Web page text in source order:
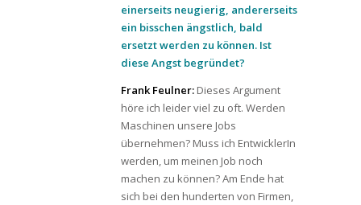
einerseits neugierig, andererseits
ein bisschen ängstlich, bald
ersetzt werden zu können. Ist
diese Angst begründet?
Frank Feulner: Dieses Argument
höre ich leider viel zu oft. Werden
Maschinen unsere Jobs
übernehmen? Muss ich EntwicklerIn
werden, um meinen Job noch
machen zu können? Am Ende hat
sich bei den hunderten von Firmen,